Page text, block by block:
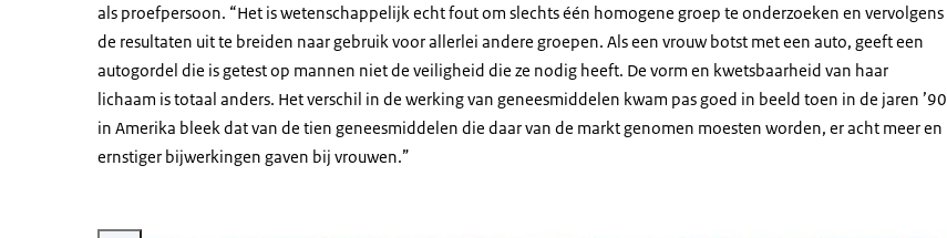
als proefpersoon. “Het is wetenschappelijk echt fout om slechts één homogene groep te onderzoeken en vervolgens
de resultaten uit te breiden naar gebruik voor allerlei andere groepen. Als een vrouw botst met een auto, geeft een
autogordel die is getest op mannen niet de veiligheid die ze nodig heeft. De vorm en kwetsbaarheid van haar
lichaam is totaal anders. Het verschil in de werking van geneesmiddelen kwam pas goed in beeld toen in de jaren ’90
in Amerika bleek dat van de tien geneesmiddelen die daar van de markt genomen moesten worden, er acht meer en
ernstiger bijwerkingen gaven bij vrouwen.”
Vergroot afbeelding Collage lab